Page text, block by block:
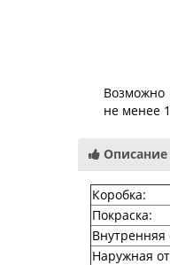
Возможно
не менее
Описание
Коробка:
Покраска:
Внутренняя
Наружная